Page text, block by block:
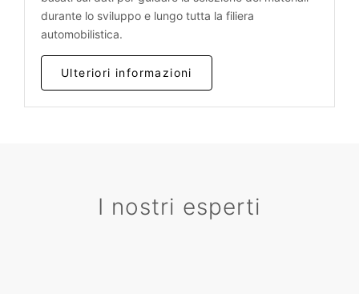
durante lo sviluppo e lungo tutta la filiera
automobilistica.
Ulteriori informazioni
I nostri esperti